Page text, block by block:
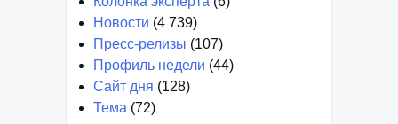
Новости (4 739)
Пресс-релизы (107)
Профиль недели (44)
Сайт дня (128)
Тема (72)